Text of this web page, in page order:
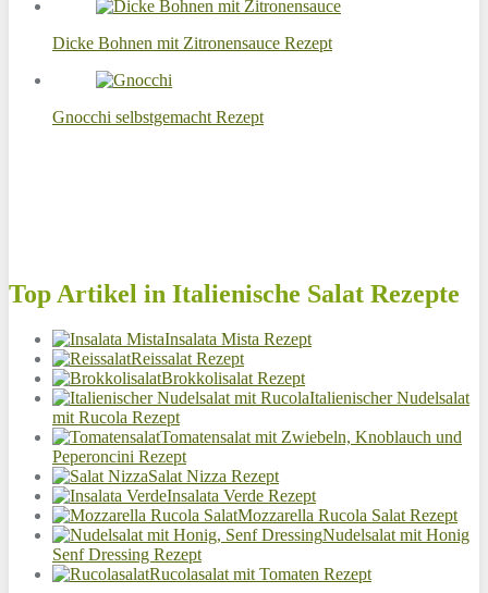
Dicke Bohnen mit Zitronensauce Rezept
Gnocchi selbstgemacht Rezept
Top Artikel in Italienische Salat Rezepte
Insalata Mista Rezept
Reissalat Rezept
Brokkolisalat Rezept
Italienischer Nudelsalat
mit Rucola Rezept
Tomatensalat mit Zwiebeln, Knoblauch und
Peperoncini Rezept
Salat Nizza Rezept
Insalata Verde Rezept
Mozzarella Rucola Salat Rezept
Nudelsalat mit Honig
Senf Dressing Rezept
Rucolasalat mit Tomaten Rezept